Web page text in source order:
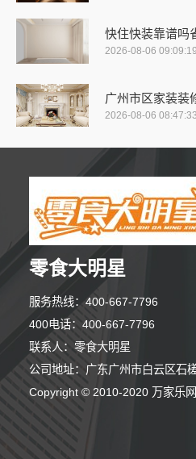
快住快装靠谱吗
2026-08-06 09:09:19
广州市区家装装
2026-08-06 08:47:33
零食大明星
服务热线：400-667-7796
400电话：400-667-7796
联系人：零食大明星
Copyright © 2010-2020 万家乐
7分钟前 田女士 正在咨询
4分钟前 李小姐 正在咨询